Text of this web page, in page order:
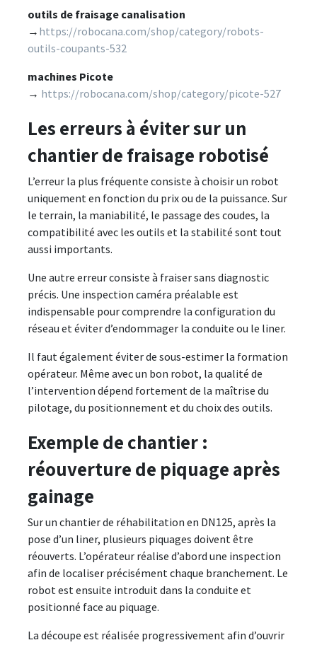
outils de fraisage canalisation
→ https://robocana.com/shop/category/robots-
outils-coupants-532
machines Picote
→ https://robocana.com/shop/category/picote-527
Les erreurs à éviter sur un
chantier de fraisage robotisé
L’erreur la plus fréquente consiste à choisir un robot
uniquement en fonction du prix ou de la puissance. Sur
le terrain, la maniabilité, le passage des coudes, la
compatibilité avec les outils et la stabilité sont tout
aussi importants.
Une autre erreur consiste à fraiser sans diagnostic
précis. Une inspection caméra préalable est
indispensable pour comprendre la configuration du
réseau et éviter d’endommager la conduite ou le liner.
Il faut également éviter de sous-estimer la formation
opérateur. Même avec un bon robot, la qualité de
l’intervention dépend fortement de la maîtrise du
pilotage, du positionnement et du choix des outils.
Exemple de chantier :
réouverture de piquage après
gainage
Sur un chantier de réhabilitation en DN125, après la
pose d’un liner, plusieurs piquages doivent être
réouverts. L’opérateur réalise d’abord une inspection
afin de localiser précisément chaque branchement. Le
robot est ensuite introduit dans la conduite et
positionné face au piquage.
La découpe est réalisée progressivement afin d’ouvrir